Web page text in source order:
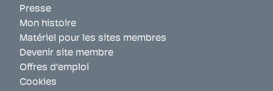
Presse
Mon histoire
Matériel pour les sites membres
Devenir site membre
Offres d'emploi
Cookies